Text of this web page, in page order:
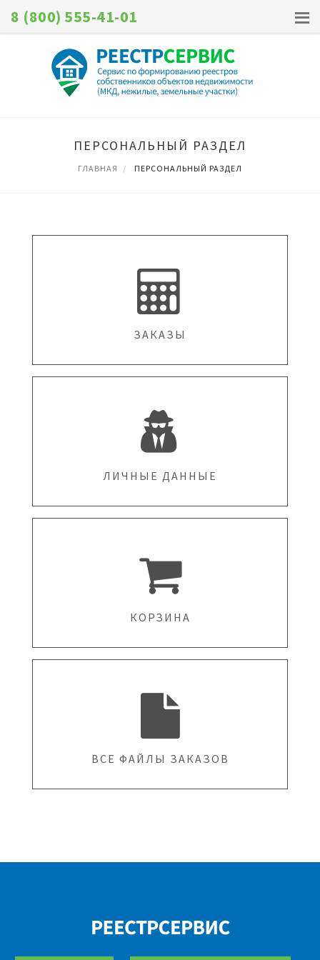
8 (800) 555-41-01
ПЕРСОНАЛЬНЫЙ РАЗДЕЛ
ГЛАВНАЯ ПЕРСОНАЛЬНЫЙ РАЗДЕЛ
ЗАКАЗЫ
ЛИЧНЫЕ ДАННЫЕ
КОРЗИНА
ВСЕ ФАЙЛЫ ЗАКАЗОВ